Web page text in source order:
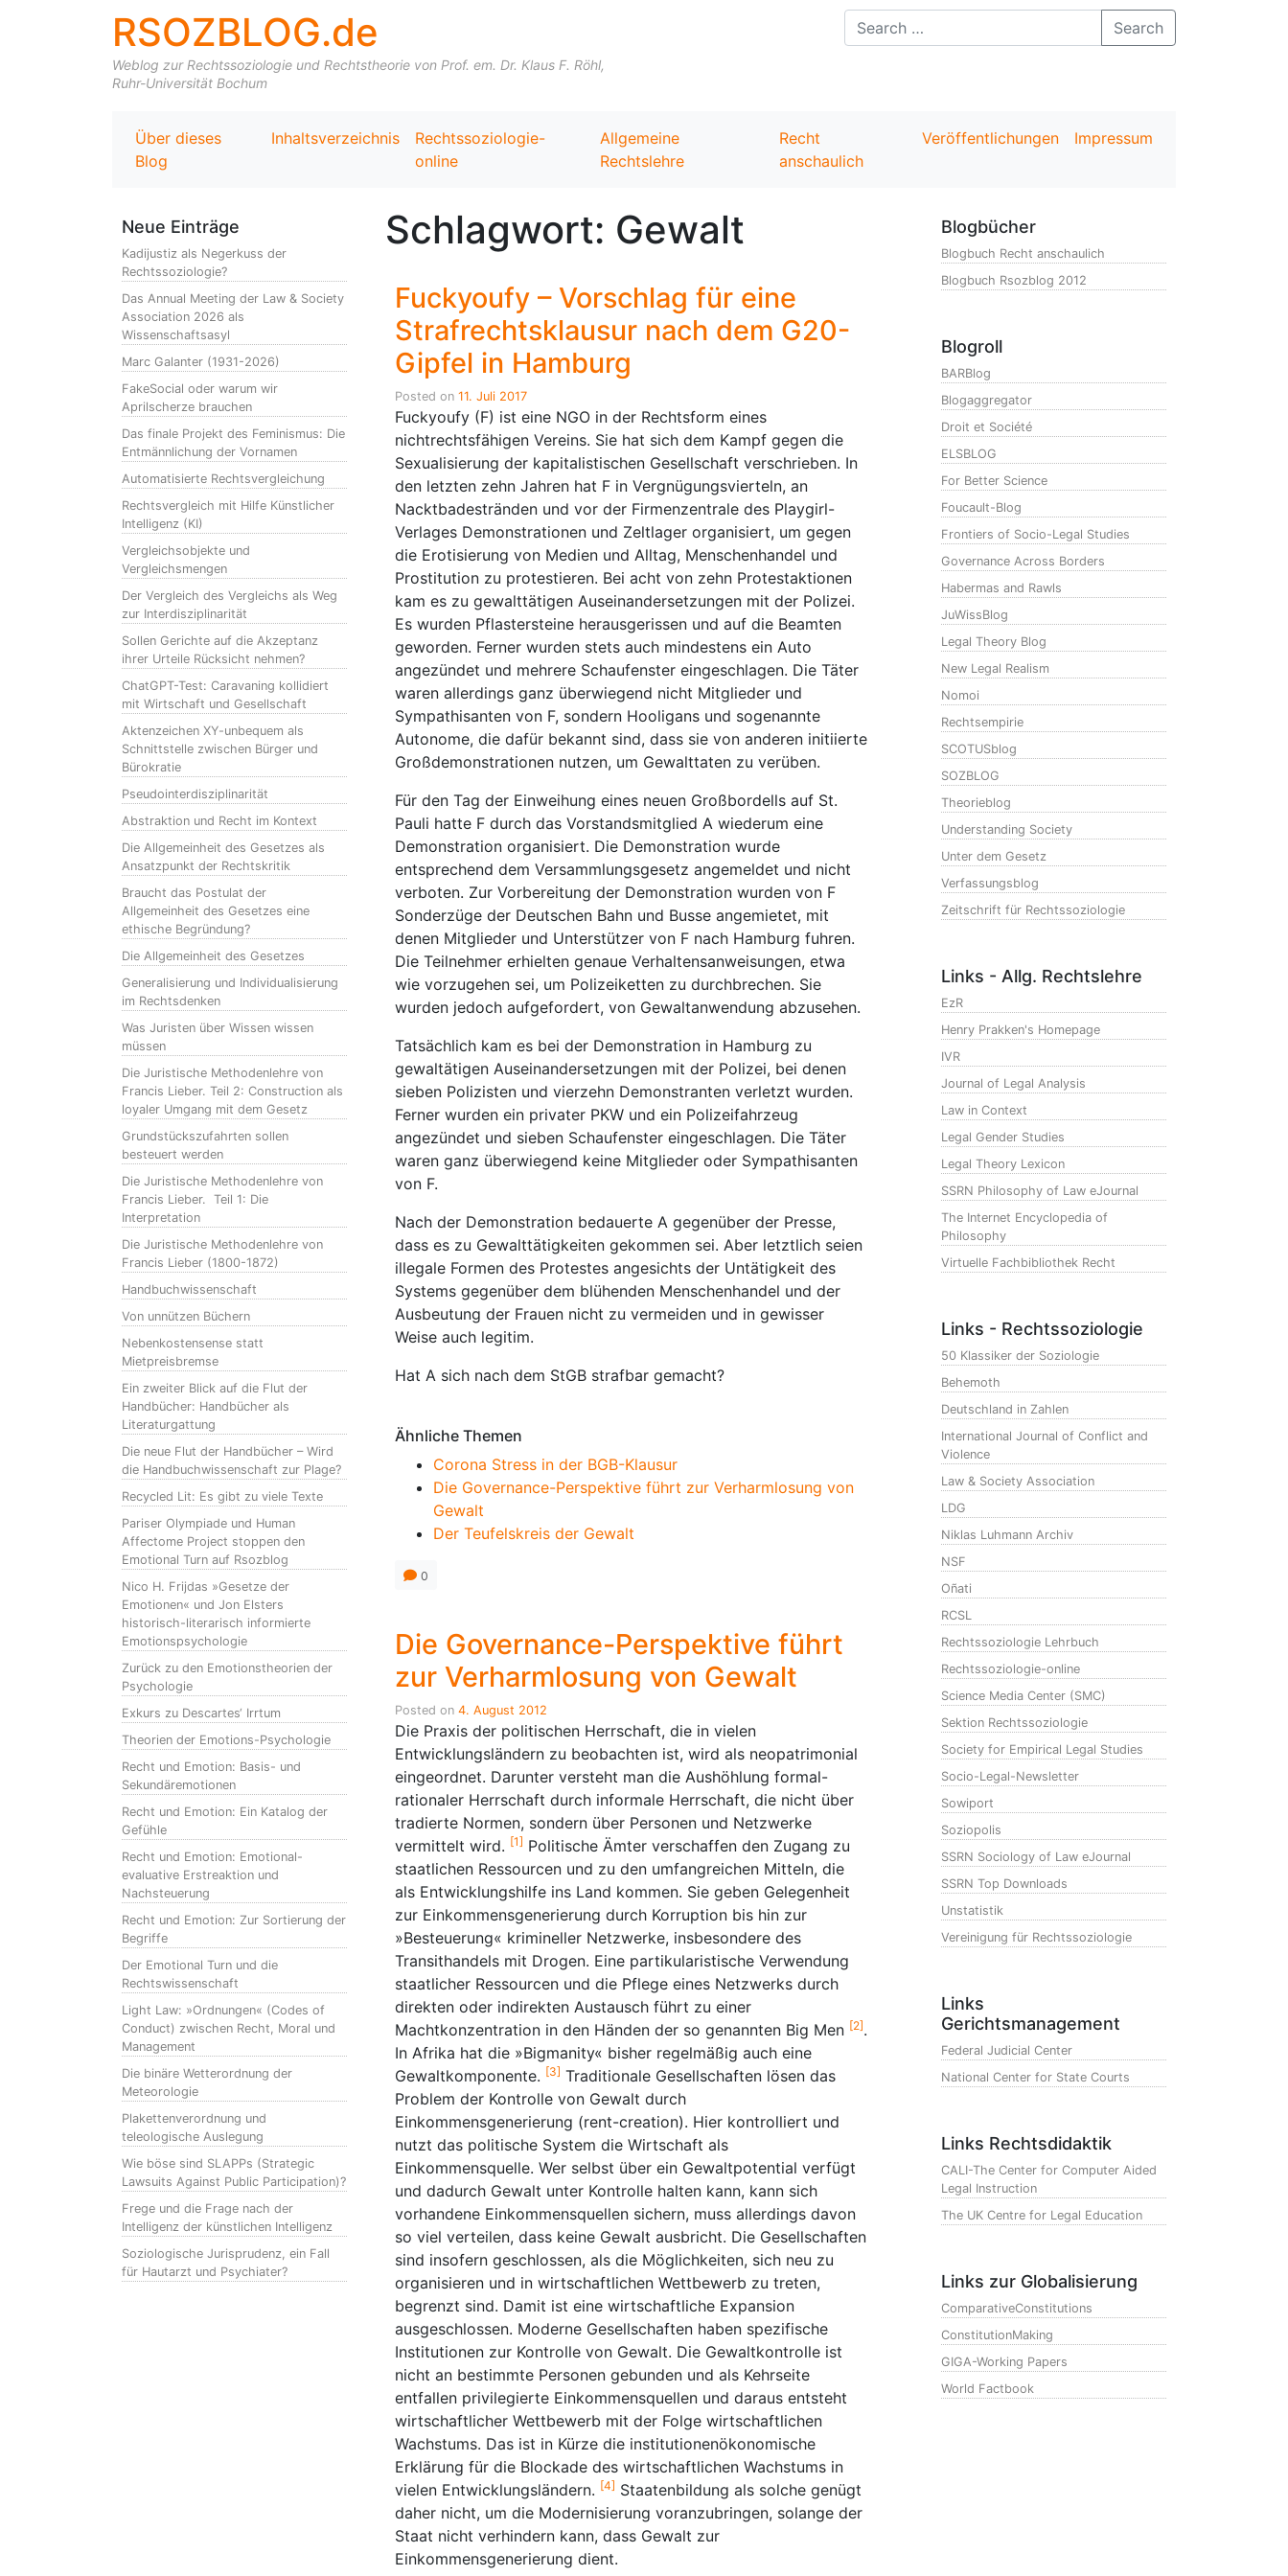
RSOZBLOG.de
Weblog zur Rechtssoziologie und Rechtstheorie von Prof. em. Dr. Klaus F. Röhl,
Ruhr-Universität Bochum
Search
Über dieses
Blog
Inhaltsverzeichnis
Rechtssoziologie-
online
Allgemeine
Rechtslehre
Recht
anschaulich
Veröffentlichungen Impressum
Neue Einträge
Kadijustiz als Negerkuss der
Rechtssoziologie?
Das Annual Meeting der Law & Society
Association 2026 als
Wissenschaftsasyl
Marc Galanter (1931-2026)
FakeSocial oder warum wir
Aprilscherze brauchen
Das finale Projekt des Feminismus: Die
Entmännlichung der Vornamen
Automatisierte Rechtsvergleichung
Rechtsvergleich mit Hilfe Künstlicher
Intelligenz (KI)
Vergleichsobjekte und
Vergleichsmengen
Der Vergleich des Vergleichs als Weg
zur Interdisziplinarität
Sollen Gerichte auf die Akzeptanz
ihrer Urteile Rücksicht nehmen?
ChatGPT-Test: Caravaning kollidiert
mit Wirtschaft und Gesellschaft
Aktenzeichen XY-unbequem als
Schnittstelle zwischen Bürger und
Bürokratie
Pseudointerdisziplinarität
Abstraktion und Recht im Kontext
Die Allgemeinheit des Gesetzes als
Ansatzpunkt der Rechtskritik
Braucht das Postulat der
Allgemeinheit des Gesetzes eine
ethische Begründung?
Die Allgemeinheit des Gesetzes
Generalisierung und Individualisierung
im Rechtsdenken
Was Juristen über Wissen wissen
müssen
Die Juristische Methodenlehre von
Francis Lieber. Teil 2: Construction als
loyaler Umgang mit dem Gesetz
Grundstückszufahrten sollen
besteuert werden
Die Juristische Methodenlehre von
Francis Lieber. Teil 1: Die
Interpretation
Die Juristische Methodenlehre von
Francis Lieber (1800-1872)
Handbuchwissenschaft
Von unnützen Büchern
Nebenkostensense statt
Mietpreisbremse
Ein zweiter Blick auf die Flut der
Handbücher: Handbücher als
Literaturgattung
Die neue Flut der Handbücher – Wird
die Handbuchwissenschaft zur Plage?
Recycled Lit: Es gibt zu viele Texte
Pariser Olympiade und Human
Affectome Project stoppen den
Emotional Turn auf Rsozblog
Nico H. Frijdas »Gesetze der
Emotionen« und Jon Elsters
historisch-literarisch informierte
Emotionspsychologie
Zurück zu den Emotionstheorien der
Psychologie
Exkurs zu Descartes‘ Irrtum
Theorien der Emotions-Psychologie
Recht und Emotion: Basis- und
Sekundäremotionen
Recht und Emotion: Ein Katalog der
Gefühle
Recht und Emotion: Emotional-
evaluative Erstreaktion und
Nachsteuerung
Recht und Emotion: Zur Sortierung der
Begriffe
Der Emotional Turn und die
Rechtswissenschaft
Light Law: »Ordnungen« (Codes of
Conduct) zwischen Recht, Moral und
Management
Die binäre Wetterordnung der
Meteorologie
Plakettenverordnung und
teleologische Auslegung
Wie böse sind SLAPPs (Strategic
Lawsuits Against Public Participation)?
Frege und die Frage nach der
Intelligenz der künstlichen Intelligenz
Soziologische Jurisprudenz, ein Fall
für Hautarzt und Psychiater?
Schlagwort: Gewalt
Fuckyoufy – Vorschlag für eine
Strafrechtsklausur nach dem G20-
Gipfel in Hamburg
Posted on 11. Juli 2017
Fuckyoufy (F) ist eine NGO in der Rechtsform eines
nichtrechtsfähigen Vereins. Sie hat sich dem Kampf gegen die
Sexualisierung der kapitalistischen Gesellschaft verschrieben. In
den letzten zehn Jahren hat F in Vergnügungsvierteln, an
Nacktbadestränden und vor der Firmenzentrale des Playgirl-
Verlages Demonstrationen und Zeltlager organisiert, um gegen
die Erotisierung von Medien und Alltag, Menschenhandel und
Prostitution zu protestieren. Bei acht von zehn Protestaktionen
kam es zu gewalttätigen Auseinandersetzungen mit der Polizei.
Es wurden Pflastersteine herausgerissen und auf die Beamten
geworden. Ferner wurden stets auch mindestens ein Auto
angezündet und mehrere Schaufenster eingeschlagen. Die Täter
waren allerdings ganz überwiegend nicht Mitglieder und
Sympathisanten von F, sondern Hooligans und sogenannte
Autonome, die dafür bekannt sind, dass sie von anderen initiierte
Großdemonstrationen nutzen, um Gewalttaten zu verüben.
Für den Tag der Einweihung eines neuen Großbordells auf St.
Pauli hatte F durch das Vorstandsmitglied A wiederum eine
Demonstration organisiert. Die Demonstration wurde
entsprechend dem Versammlungsgesetz angemeldet und nicht
verboten. Zur Vorbereitung der Demonstration wurden von F
Sonderzüge der Deutschen Bahn und Busse angemietet, mit
denen Mitglieder und Unterstützer von F nach Hamburg fuhren.
Die Teilnehmer erhielten genaue Verhaltensanweisungen, etwa
wie vorzugehen sei, um Polizeiketten zu durchbrechen. Sie
wurden jedoch aufgefordert, von Gewaltanwendung abzusehen.
Tatsächlich kam es bei der Demonstration in Hamburg zu
gewaltätigen Auseinandersetzungen mit der Polizei, bei denen
sieben Polizisten und vierzehn Demonstranten verletzt wurden.
Ferner wurden ein privater PKW und ein Polizeifahrzeug
angezündet und sieben Schaufenster eingeschlagen. Die Täter
waren ganz überwiegend keine Mitglieder oder Sympathisanten
von F.
Nach der Demonstration bedauerte A gegenüber der Presse,
dass es zu Gewalttätigkeiten gekommen sei. Aber letztlich seien
illegale Formen des Protestes angesichts der Untätigkeit des
Systems gegenüber dem blühenden Menschenhandel und der
Ausbeutung der Frauen nicht zu vermeiden und in gewisser
Weise auch legitim.
Hat A sich nach dem StGB strafbar gemacht?
Ähnliche Themen
Corona Stress in der BGB-Klausur
Die Governance-Perspektive führt zur Verharmlosung von
Gewalt
Der Teufelskreis der Gewalt
0
Die Governance-Perspektive führt
zur Verharmlosung von Gewalt
Posted on 4. August 2012
Die Praxis der politischen Herrschaft, die in vielen
Entwicklungsländern zu beobachten ist, wird als neopatrimonial
eingeordnet. Darunter versteht man die Aushöhlung formal-
rationaler Herrschaft durch informale Herrschaft, die nicht über
tradierte Normen, sondern über Personen und Netzwerke
vermittelt wird. [1] Politische Ämter verschaffen den Zugang zu
staatlichen Ressourcen und zu den umfangreichen Mitteln, die
als Entwicklungshilfe ins Land kommen. Sie geben Gelegenheit
zur Einkommensgenerierung durch Korruption bis hin zur
»Besteuerung« krimineller Netzwerke, insbesondere des
Transithandels mit Drogen. Eine partikularistische Verwendung
staatlicher Ressourcen und die Pflege eines Netzwerks durch
direkten oder indirekten Austausch führt zu einer
Machtkonzentration in den Händen der so genannten Big Men [2].
In Afrika hat die »Bigmanity« bisher regelmäßig auch eine
Gewaltkomponente. [3] Traditionale Gesellschaften lösen das
Problem der Kontrolle von Gewalt durch
Einkommensgenerierung (rent-creation). Hier kontrolliert und
nutzt das politische System die Wirtschaft als
Einkommensquelle. Wer selbst über ein Gewaltpotential verfügt
und dadurch Gewalt unter Kontrolle halten kann, kann sich
vorhandene Einkommensquellen sichern, muss allerdings davon
so viel verteilen, dass keine Gewalt ausbricht. Die Gesellschaften
sind insofern geschlossen, als die Möglichkeiten, sich neu zu
organisieren und in wirtschaftlichen Wettbewerb zu treten,
begrenzt sind. Damit ist eine wirtschaftliche Expansion
ausgeschlossen. Moderne Gesellschaften haben spezifische
Institutionen zur Kontrolle von Gewalt. Die Gewaltkontrolle ist
nicht an bestimmte Personen gebunden und als Kehrseite
entfallen privilegierte Einkommensquellen und daraus entsteht
wirtschaftlicher Wettbewerb mit der Folge wirtschaftlichen
Wachstums. Das ist in Kürze die institutionenökonomische
Erklärung für die Blockade des wirtschaftlichen Wachstums in
vielen Entwicklungsländern. [4] Staatenbildung als solche genügt
daher nicht, um die Modernisierung voranzubringen, solange der
Staat nicht verhindern kann, dass Gewalt zur
Einkommensgenerierung dient.
Blogbücher
Blogbuch Recht anschaulich
Blogbuch Rsozblog 2012
Blogroll
BARBlog
Blogaggregator
Droit et Société
ELSBLOG
For Better Science
Foucault-Blog
Frontiers of Socio-Legal Studies
Governance Across Borders
Habermas and Rawls
JuWissBlog
Legal Theory Blog
New Legal Realism
Nomoi
Rechtsempirie
SCOTUSblog
SOZBLOG
Theorieblog
Understanding Society
Unter dem Gesetz
Verfassungsblog
Zeitschrift für Rechtssoziologie
Links - Allg. Rechtslehre
EzR
Henry Prakken's Homepage
IVR
Journal of Legal Analysis
Law in Context
Legal Gender Studies
Legal Theory Lexicon
SSRN Philosophy of Law eJournal
The Internet Encyclopedia of
Philosophy
Virtuelle Fachbibliothek Recht
Links - Rechtssoziologie
50 Klassiker der Soziologie
Behemoth
Deutschland in Zahlen
International Journal of Conflict and
Violence
Law & Society Association
LDG
Niklas Luhmann Archiv
NSF
Oñati
RCSL
Rechtssoziologie Lehrbuch
Rechtssoziologie-online
Science Media Center (SMC)
Sektion Rechtssoziologie
Society for Empirical Legal Studies
Socio-Legal-Newsletter
Sowiport
Soziopolis
SSRN Sociology of Law eJournal
SSRN Top Downloads
Unstatistik
Vereinigung für Rechtssoziologie
Links
Gerichtsmanagement
Federal Judicial Center
National Center for State Courts
Links Rechtsdidaktik
CALI-The Center for Computer Aided
Legal Instruction
The UK Centre for Legal Education
Links zur Globalisierung
ComparativeConstitutions
ConstitutionMaking
GIGA-Working Papers
World Factbook